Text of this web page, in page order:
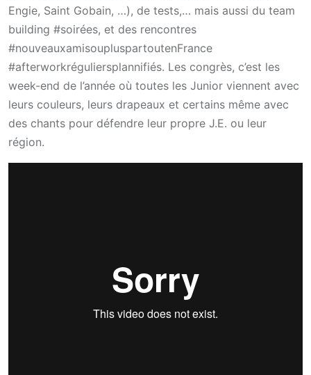
Engie, Saint Gobain, …), de tests,… mais aussi du team
building #soirées, et des rencontres
#nouveauxamisoupluspartoutenFrance
#afterworkréguliersplannifiés. Les congrès, c’est les
week-end de l’année où toutes les Junior viennent avec
leurs couleurs, leurs drapeaux et certains même avec
des chants pour défendre leur propre J.E. ou leur
région.